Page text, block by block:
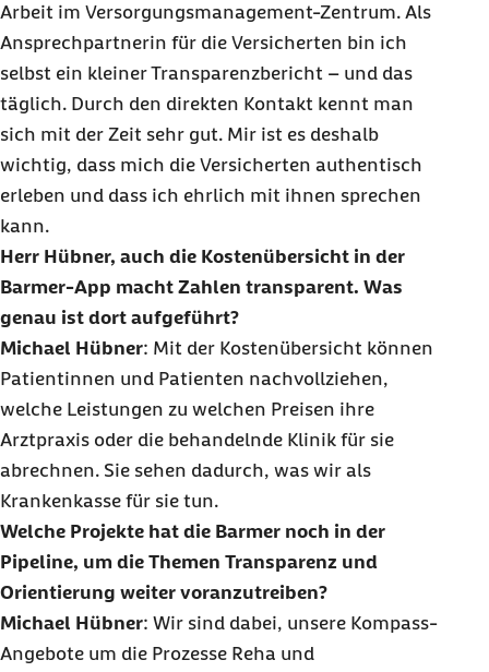
Arbeit im Versorgungsmanagement-Zentrum. Als
Ansprechpartnerin für die Versicherten bin ich
selbst ein kleiner Transparenzbericht – und das
täglich. Durch den direkten Kontakt kennt man
sich mit der Zeit sehr gut. Mir ist es deshalb
wichtig, dass mich die Versicherten authentisch
erleben und dass ich ehrlich mit ihnen sprechen
kann.
Herr Hübner, auch die Kostenübersicht in der
Barmer-App macht Zahlen transparent. Was
genau ist dort aufgeführt?
Michael Hübner: Mit der Kostenübersicht können
Patientinnen und Patienten nachvollziehen,
welche Leistungen zu welchen Preisen ihre
Arztpraxis oder die behandelnde Klinik für sie
abrechnen. Sie sehen dadurch, was wir als
Krankenkasse für sie tun.
Welche Projekte hat die Barmer noch in der
Pipeline, um die Themen Transparenz und
Orientierung weiter voranzutreiben?
Michael Hübner: Wir sind dabei, unsere Kompass-
Angebote um die Prozesse Reha und